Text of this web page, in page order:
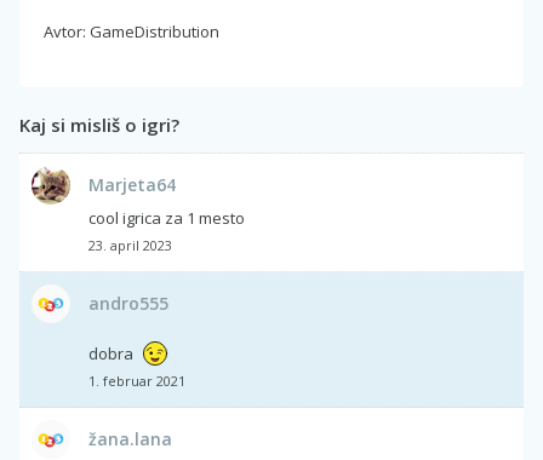
Avtor: GameDistribution
Kaj si misliš o igri?
Marjeta64
cool igrica za 1 mesto
23. april 2023
andro555
dobra
1. februar 2021
žana.lana